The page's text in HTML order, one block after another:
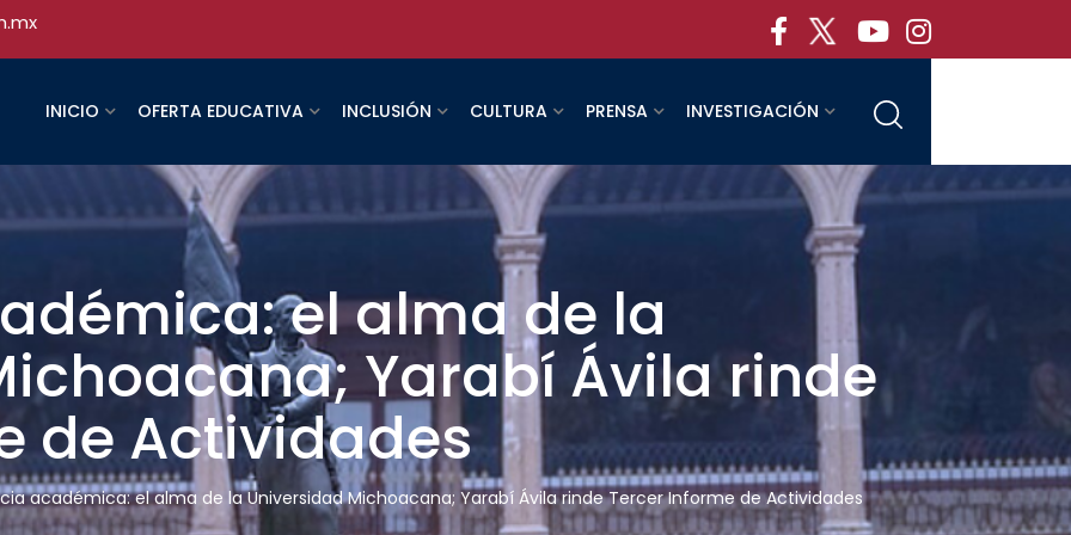
INICIO OFERTA EDUCATIVA INCLUSIÓN CULTURA PRENSA INVESTIGACIÓN
el alma de la
Yarabí Ávila rinde
de Actividades
académica: el alma de la Universidad Michoacana; Yarabí Ávila rinde Tercer Informe de Actividades